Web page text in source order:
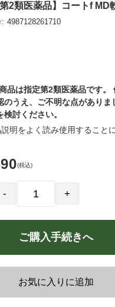
2類医薬品】コートf MD
: 4987128261710
品は指定第2類医薬品です。
のうえ、ご不明な点がありま
検討ください。
明をよく読み使用すること
(税込)